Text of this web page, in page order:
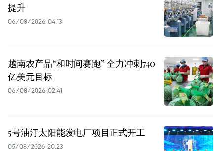
提升
06/08/2026 04:13
越南农产品“和时间赛跑” 全力冲刺740
亿美元目标
06/08/2026 02:41
5号油汀太阳能发电厂项目正式开工
05/08/2026 20:23